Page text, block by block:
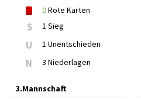
0Rote Karten
S 1 Sieg
U 1 Unentschieden
N 3 Niederlagen
3.Mannschaft